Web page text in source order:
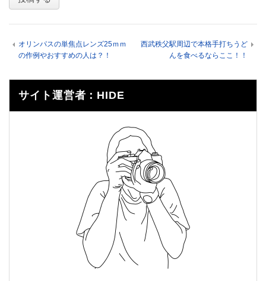
オリンパスの単焦点レンズ25ｍｍ
の作例やおすすめの人は？！
西武秩父駅周辺で本格手打ちうど
んを食べるならここ！！
サイト運営者：HIDE